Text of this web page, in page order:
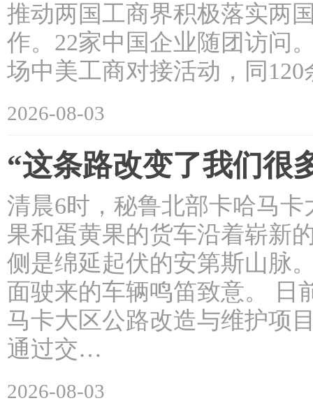
推动两国工商界积极落实两
作。22家中国企业随团访问
场中美工商对接活动，同
2026-08-03
“这条路改变了我们很
清晨6时，秘鲁北部卡哈马
果和蛋黄果的货车沿着崭新
侧是绵延起伏的安第斯山脉
面驶来的车辆鸣笛致意。 日
马卡大区公路改造与维护项
通过交…
2026-08-03